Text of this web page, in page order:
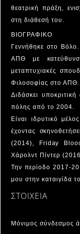
θεατρική πράξη,
στη διάθεσή του.
ΒΙΟΓΡΑΦΙΚΟ
Γεννήθηκε στο
ΑΠΘ με
μεταπτυχιακές
Φιλοσοφίας στο ΑΠΘ.
Διδάσκει
πόλης από το 2004.
Είναι ιδρυτικό
έχοντας
(2014), Friday
Χάρολντ Πίντερ
Την περίοδο 2017-
μου στην καταιγίδα
ΣΤΟΙΧΕΙΑ
Μόνιμος σύνδεσμος